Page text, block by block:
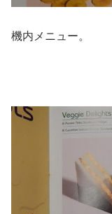
機内メニュー。